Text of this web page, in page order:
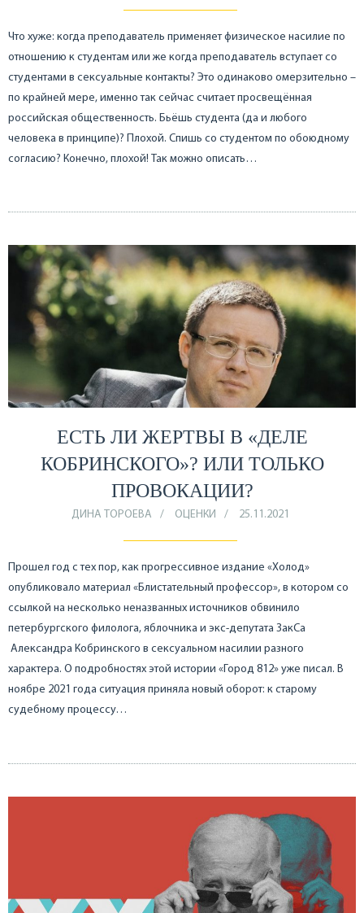
Что хуже: когда преподаватель применяет физическое насилие по
отношению к студентам или же когда преподаватель вступает со
студентами в сексуальные контакты? Это одинаково омерзительно –
по крайней мере, именно так сейчас считает просвещённая
российская общественность. Бьёшь студента (да и любого
человека в принципе)? Плохой. Спишь со студентом по обоюдному
согласию? Конечно, плохой! Так можно описать…
ЕСТЬ ЛИ ЖЕРТВЫ В «ДЕЛЕ
КОБРИНСКОГО»? ИЛИ ТОЛЬКО
ПРОВОКАЦИИ?
ДИНА ТОРОЕВА ОЦЕНКИ 25.11.2021
Прошел год с тех пор, как прогрессивное издание «Холод»
опубликовало материал «Блистательный профессор», в котором со
ссылкой на несколько неназванных источников обвинило
петербургского филолога, яблочника и экс-депутата ЗакСа
Александра Кобринского в сексуальном насилии разного
характера. О подробностях этой истории «Город 812» уже писал. В
ноябре 2021 года ситуация приняла новый оборот: к старому
судебному процессу…